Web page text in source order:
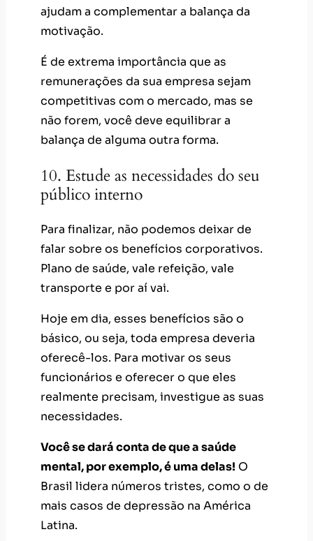
ajudam a complementar a balança da
motivação.
É de extrema importância que as
remunerações da sua empresa sejam
competitivas com o mercado, mas se
não forem, você deve equilibrar a
balança de alguma outra forma.
10. Estude as necessidades do seu
público interno
Para finalizar, não podemos deixar de
falar sobre os benefícios corporativos.
Plano de saúde, vale refeição, vale
transporte e por aí vai.
Hoje em dia, esses benefícios são o
básico, ou seja, toda empresa deveria
oferecê-los. Para motivar os seus
funcionários e oferecer o que eles
realmente precisam, investigue as suas
necessidades.
Você se dará conta de que a saúde
mental, por exemplo, é uma delas! O
Brasil lidera números tristes, como o de
mais casos de depressão na América
Latina.